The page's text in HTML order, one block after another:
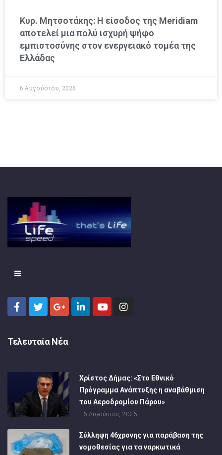
Κυρ. Μητσοτάκης: Η είσοδος της Meridiam
αποτελεί μια πολύ ισχυρή ψήφο
εμπιστοσύνης στον ενεργειακό τομέα της
Ελλάδας
6 Αυγούστου, 2026
Τελευταία Νέα
Χρίστος Δήμας: «Στο Εθνικό
Πρόγραμμα Ανάπτυξης η αναβάθμιση
του Αεροδρομίου Πάρου»
6 Αυγούστου, 2026
Σύλληψη 46χρονης για παράβαση της
νομοθεσίας για τα ναρκωτικά